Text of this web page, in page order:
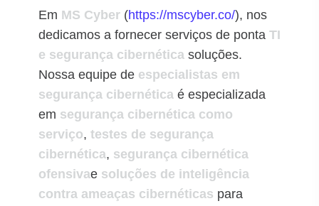
Em MS Cyber (https://mscyber.co/), nos
dedicamos a fornecer serviços de ponta TI
e segurança cibernética soluções.
Nossa equipe de especialistas em
segurança cibernética é especializada
em segurança cibernética como
serviço, testes de segurança
cibernética, segurança cibernética
ofensivae soluções de inteligência
contra ameaças cibernéticas para